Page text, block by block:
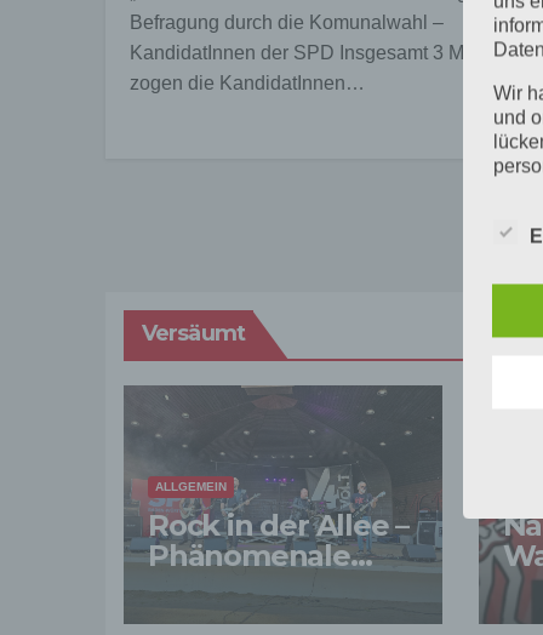
Befragung durch die Komunalwahl –
KandidatInnen der SPD Insgesamt 3 Mal
zogen die KandidatInnen…
Versäumt
ALLGEMEIN
Rock in der Allee –
Phänomenale
Atmosphäre, gut
gelaunte Bands,
in
Wir
und
Aus
dies
Wir